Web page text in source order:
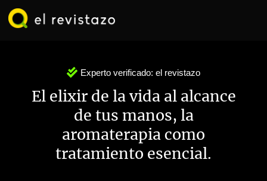
Experto verificado: el revistazo
El elixir de la vida al alcance
de tus manos, la
aromaterapia como
tratamiento esencial.